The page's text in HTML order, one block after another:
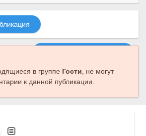
в группе Гости, не могут
к данной публикации.